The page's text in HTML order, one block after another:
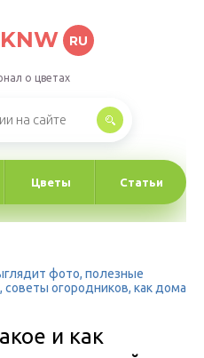
RU
о цветах
Цветы Статьи
фото, полезные
советы огородников, как дома
и как